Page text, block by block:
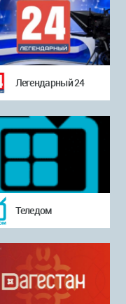
Легендарный 24
Теледом